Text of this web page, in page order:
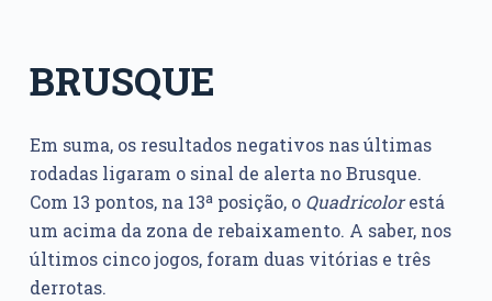
BRUSQUE
Em suma, os resultados negativos nas últimas
rodadas ligaram o sinal de alerta no Brusque.
Com 13 pontos, na 13ª posição, o Quadricolorestá
um acima da zona de rebaixamento. A saber, nos
últimos cinco jogos, foram duas vitórias e três
derrotas.